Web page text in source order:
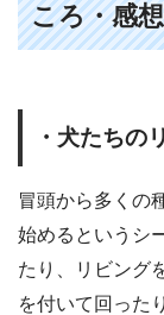
ころ・感想
・犬たちの
冒頭から多くの
始めるというシ
たり、リビング
を付いて回った